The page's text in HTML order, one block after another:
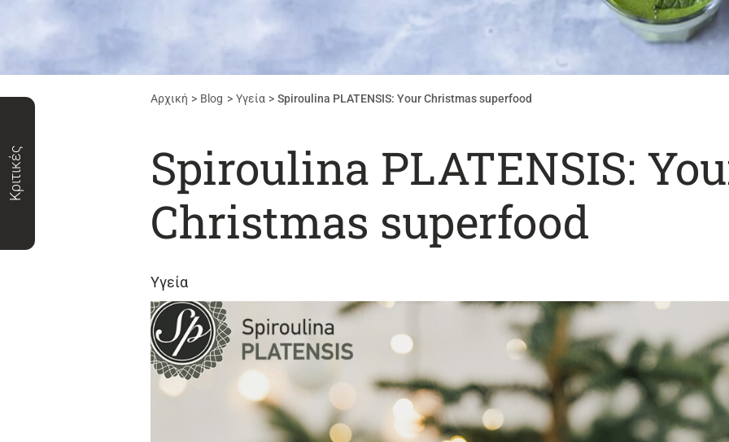
Κριτικές
Αρχική Blog Υγεία Spiroulina PLATENSIS: Your Christmas superfood
Spiroulina PLATENSIS:
Christmas superfood
Υγεία